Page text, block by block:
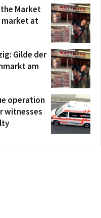
Market
market at
Gilde der
am
operation
witnesses